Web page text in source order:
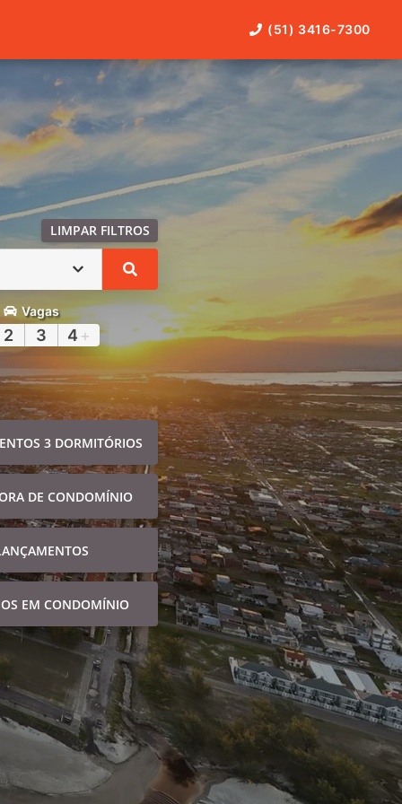
(51) 3416-7300
LIMPAR FILTROS
Vagas
2 3 4 +
3 DORMITÓRIOS
DE CONDOMÍNIO
EM CONDOMÍNIO